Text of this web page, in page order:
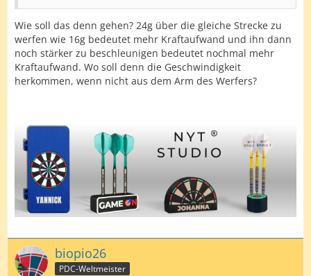
Wie soll das denn gehen? 24g über die gleiche Strecke zu
werfen wie 16g bedeutet mehr Kraftaufwand und ihn dann
noch stärker zu beschleunigen bedeutet nochmal mehr
Kraftaufwand. Wo soll denn die Geschwindigkeit
herkommen, wenn nicht aus dem Arm des Werfers?
biopio26
PDC-Weltmeister